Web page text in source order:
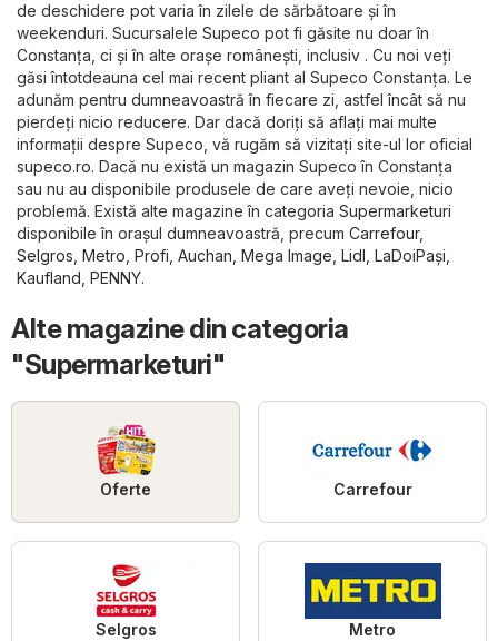
de deschidere pot varia în zilele de sărbătoare și în
weekenduri. Sucursalele Supeco pot fi găsite nu doar în
Constanța, ci și în alte orașe românești, inclusiv . Cu noi veți
găsi întotdeauna cel mai recent pliant al Supeco Constanța. Le
adunăm pentru dumneavoastră în fiecare zi, astfel încât să nu
pierdeți nicio reducere. Dar dacă doriți să aflați mai multe
informații despre Supeco, vă rugăm să vizitați site-ul lor oficial
supeco.ro. Dacă nu există un magazin Supeco în Constanța
sau nu au disponibile produsele de care aveți nevoie, nicio
problemă. Există alte magazine în categoria Supermarketuri
disponibile în orașul dumneavoastră, precum Carrefour,
Selgros Metro Profi Auchan Mega Image Lidl LaDoiPași
Kaufland PENNY.
Alte magazine din categoria
"Supermarketuri"
Oferte Carrefour
Selgros Metro